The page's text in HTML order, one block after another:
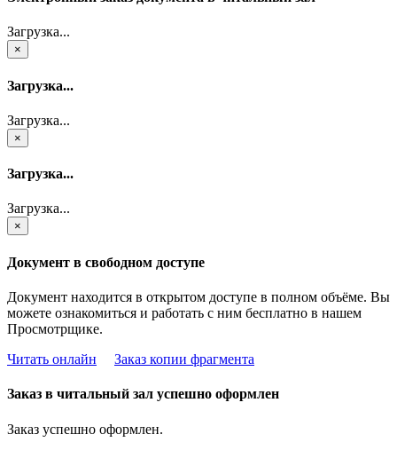
Загрузка...
×
Загрузка...
Загрузка...
×
Загрузка...
Загрузка...
×
Документ в свободном доступе
Документ находится в открытом доступе в полном объёме. Вы
можете ознакомиться и работать с ним бесплатно в нашем
Просмотрщике.
Читать онлайн
Заказ копии фрагмента
Заказ в читальный зал успешно оформлен
Заказ успешно оформлен.